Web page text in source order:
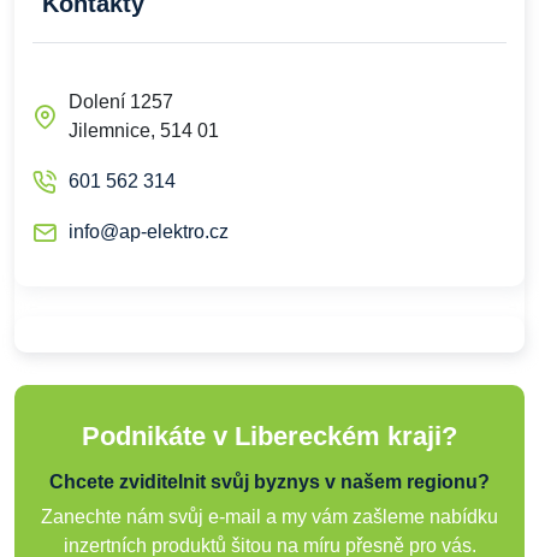
Dolení 1257
Jilemnice, 514 01
601 562 314
info@ap-elektro.cz
Podnikáte v Libereckém kraji?
Chcete zviditelnit svůj byznys v našem regionu?
Zanechte nám svůj e-mail a my vám zašleme nabídku
inzertních produktů šitou na míru přesně pro vás.